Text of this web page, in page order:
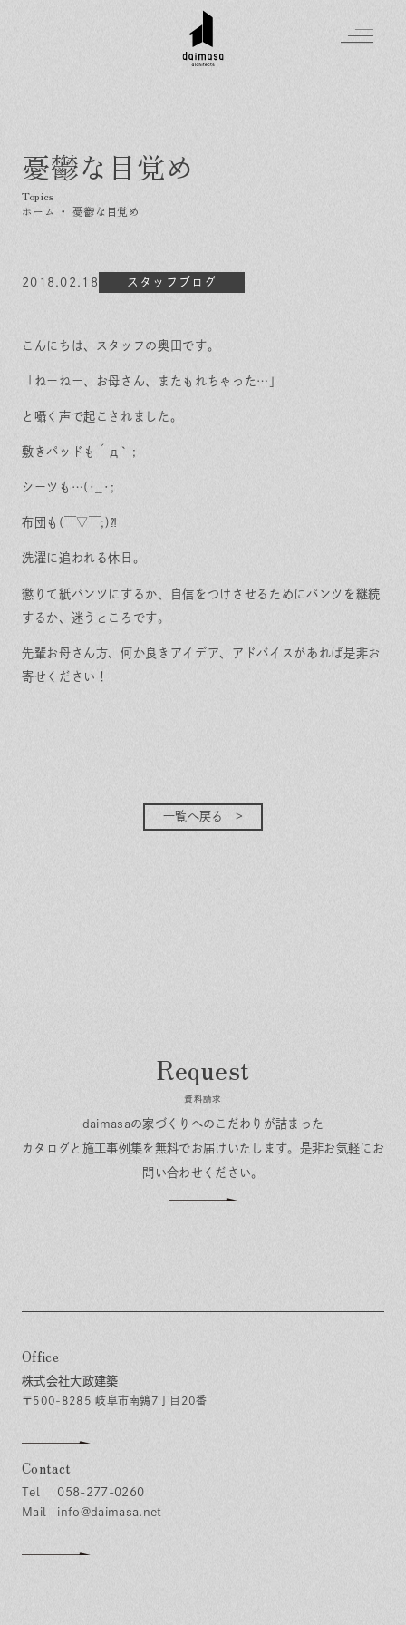
憂鬱な目覚め
ホーム ・ 憂鬱な目覚め
2018.02.18 スタッフブログ
こんにちは、スタッフの奥田です。
「ねーねー、お母さん、またもれちゃった…」
と囁く声で起こされました。
敷きパッドも´д` ;
シーツも…(･_･;
布団も(￣▽￣;)⁈
洗濯に追われる休日。
懲りて紙パンツにするか、自信をつけさせるためにパンツを継続
するか、迷うところです。
先輩お母さん方、何か良きアイデア、アドバイスがあれば是非お
寄せください！
一覧へ戻る
資料請求
daimasaの家づくりへのこだわりが詰まった
カタログと施工事例集を無料でお届けいたします。 是非お気軽にお
問い合わせください。
Office
株式会社大政建築
〒500-8285 岐阜市南鶉7丁目20番
Contact
058-277-0260
info@daimasa.net
Greeting
はじめましての方へ
Made in DAIMASA
オーダーメイドの住まい
住まいの特性
家づくりの流れ
保証とサポート
施工実績
イベントを探す
気軽に相談会
よくある質問
お客様の声
Topics
イベント
会社概要
スタッフ紹介
採用情報
Contact
資料請求
お問い合わせ
In
st
ag
m
Fa
ce
bo
LI
N
Event Contact